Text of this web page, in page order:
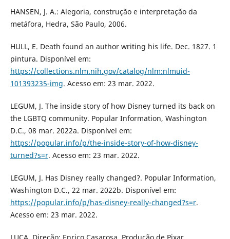
HANSEN, J. A.: Alegoria, construção e interpretação da
metáfora, Hedra, São Paulo, 2006.
HULL, E. Death found an author writing his life. Dec. 1827. 1
pintura. Disponível em:
https://collections.nlm.nih.gov/catalog/nlm:nlmuid-
101393235-img. Acesso em: 23 mar. 2022.
LEGUM, J. The inside story of how Disney turned its back on
the LGBTQ community. Popular Information, Washington
D.C., 08 mar. 2022a. Disponível em:
https://popular.info/p/the-inside-story-of-how-disney-
turned?s=r. Acesso em: 23 mar. 2022.
LEGUM, J. Has Disney really changed?. Popular Information,
Washington D.C., 22 mar. 2022b. Disponível em:
https://popular.info/p/has-disney-really-changed?s=r.
Acesso em: 23 mar. 2022.